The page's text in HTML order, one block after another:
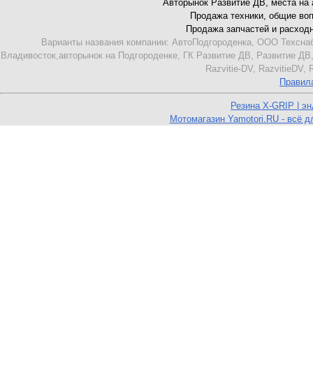
Авторынок Развитие ДВ, места на
Продажа техники, общие
Продажа запчастей и
Варианты названия компании: АвтоПодгороденка, ООО
Владивосток,авторынок на Подгороденке, ГК Развитие ДВ,
Razvitie-DV, RazvitieDV,
Резина X-GRIP |
Мотомагазин Yamotori.RU - всё